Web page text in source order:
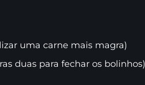
uma carne mais magra)
duas para fechar os bolinhos)